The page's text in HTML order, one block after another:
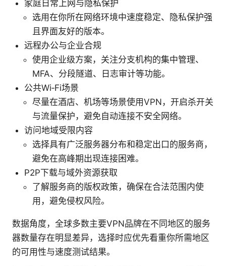
家庭日常上网与隐私保护
选用在你所在网络环境中速度稳定、隐私保护强
且界面友好的版本。
远程办公与企业合规
使用企业级方案，关注分支机构的集中管理、
MFA、分段隧道、日志审计等功能。
公共Wi‑Fi场景
尽量在酒店、机场等场景使用VPN，开启杀开关
与流量保护，避免自动连接不安全网络。
访问地域受限内容
选择具有广泛服务器分布和稳定出口的服务商，
避免在高峰期出现连接困难。
P2P下载与域外资源获取
了解服务商的版权政策，确保在合法范围内使
用，避免侵权风险。
数据角度，全球多数主要VPN品牌在不同地区的服务
器数量存在明显差异，选择时应优先看重你所需地区
的可用性与速度测试结果。